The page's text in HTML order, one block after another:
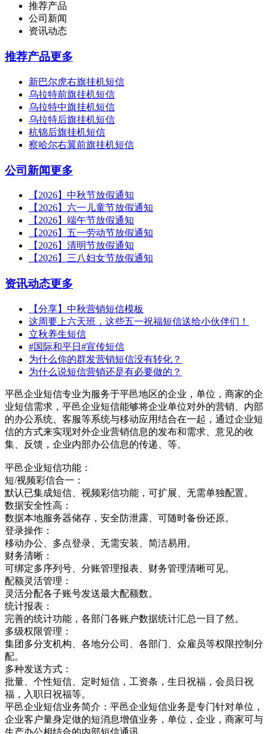
推荐产品
公司新闻
资讯动态
推荐产品更多
新巴尔虎右旗挂机短信
乌拉特前旗挂机短信
乌拉特中旗挂机短信
乌拉特后旗挂机短信
杭锦后旗挂机短信
察哈尔右翼前旗挂机短信
公司新闻更多
【2026】中秋节放假通知
【2026】六一儿童节放假通知
【2026】端午节放假通知
【2026】五一劳动节放假通知
【2026】清明节放假通知
【2026】三八妇女节放假通知
资讯动态更多
【分享】中秋营销短信模板
这周要上六天班，这些五一祝福短信送给小伙伴们！
立秋养生短信
#国际和平日#宣传短信
为什么你的群发营销短信没有转化？
为什么说短信营销还是有必要做的？
平邑企业短信专业为服务于平邑地区的企业，单位，商家的企
业短信需求，平邑企业短信能够将企业单位对外的营销、内部
的办公系统、客服等系统与移动应用结合在一起，通过企业短
信的方式来实现对外企业营销信息的发布和需求、意见的收
集、反馈，企业内部办公信息的传递、等。
平邑企业短信功能：
短/视频彩信合一：
默认已集成短信、视频彩信功能，可扩展、无需单独配置。
数据安全性高：
数据本地服务器储存，安全防泄露、可随时备份还原。
登录操作：
移动办公、多点登录、无需安装、简洁易用。
财务清晰：
可绑定多序列号、分账管理报表、财务管理清晰可见。
配额灵活管理：
灵活分配各子账号发送最大配额数。
统计报表：
完善的统计功能，各部门各账户数据统计汇总一目了然。
多级权限管理：
集团多分支机构、各地分公司、各部门、众雇员等权限控制分
配。
多种发送方式：
批量、个性短信、定时短信，工资条，生日祝福，会员日祝
福，入职日祝福等。
平邑企业短信业务简介：平邑企业短信业务是专门针对单位，
企业客户量身定做的短消息增值业务，单位，企业，商家可与
生产办公相结合的内部短信通讯，